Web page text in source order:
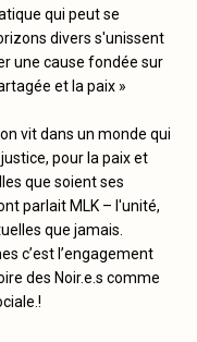
qui peut se
divers s'unissent
une cause fondée sur
et la paix »
vit dans un monde qui
pour la paix et
que soient ses
parlait MLK – l'unité,
que jamais.
c’est l’engagement
des Noir.e.s comme